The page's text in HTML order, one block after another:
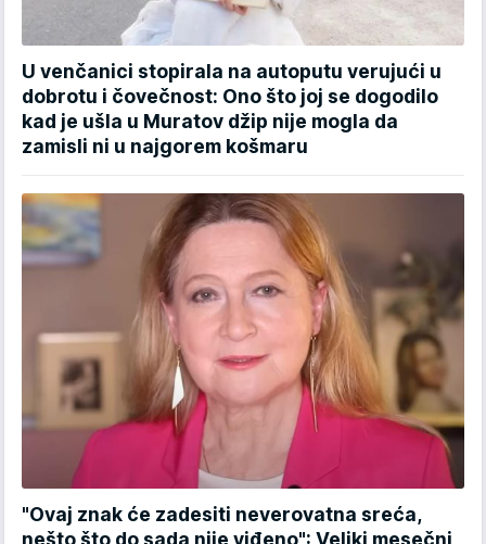
U venčanici stopirala na autoputu verujući u
dobrotu i čovečnost: Ono što joj se dogodilo
kad je ušla u Muratov džip nije mogla da
zamisli ni u najgorem košmaru
"Ovaj znak će zadesiti neverovatna sreća,